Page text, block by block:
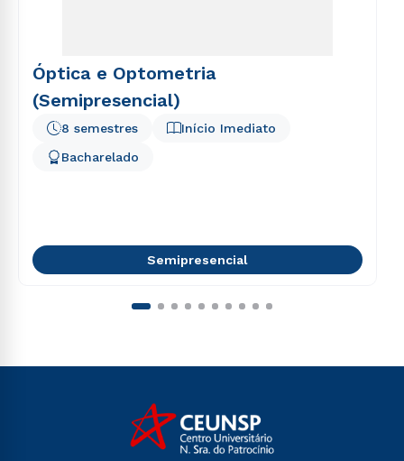
Óptica e Optometria
(Semipresencial)
Início Imediato
8 semestres
Bacharelado
Semipresencial